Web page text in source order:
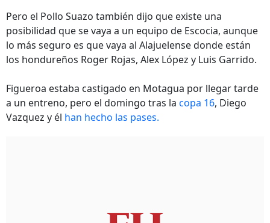
Pero el Pollo Suazo también dijo que existe una
posibilidad que se vaya a un equipo de Escocia, aunque
lo más seguro es que vaya al Alajuelense donde están
los hondureños Roger Rojas, Alex López y Luis Garrido.
Figueroa estaba castigado en Motagua por llegar tarde
a un entreno, pero el domingo tras la copa 16, Diego
Vazquez y él han hecho las pases.